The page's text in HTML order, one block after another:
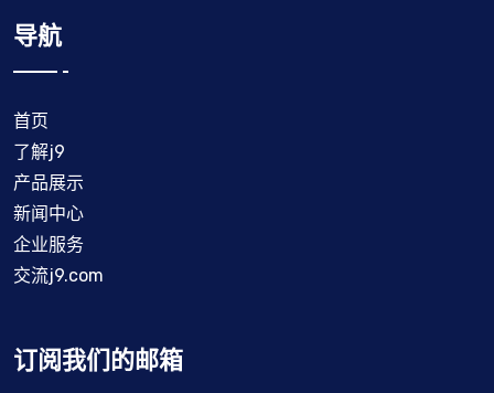
导航
首页
了解j9
产品展示
新闻中心
企业服务
交流j9.com
订阅我们的邮箱